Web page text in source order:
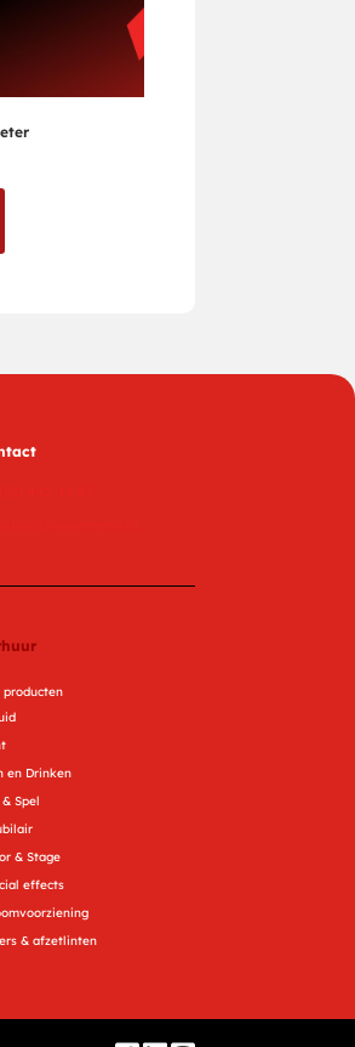
producten
en Drinken
& Spel
& Stage
effects
& afzetlinten